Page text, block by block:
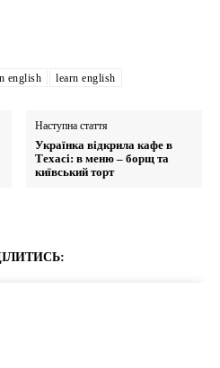
english learn english
Наступна стаття
Українка відкрила кафе в
Техасі: в меню – борщ та
київський торт